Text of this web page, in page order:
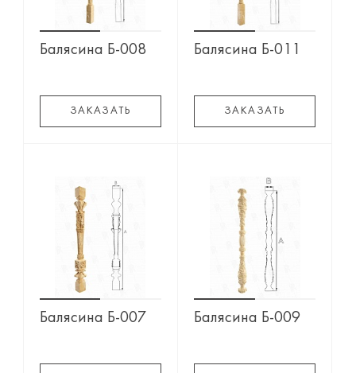
Балясина Б-008
ЗАКАЗАТЬ
Балясина Б-011
ЗАКАЗАТЬ
Балясина Б-007 Балясина Б-009